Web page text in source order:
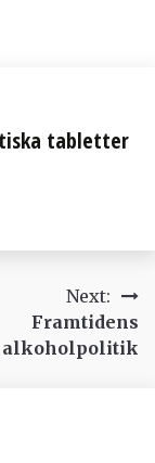
tabletter
Next:
Framtidens
alkoholpolitik